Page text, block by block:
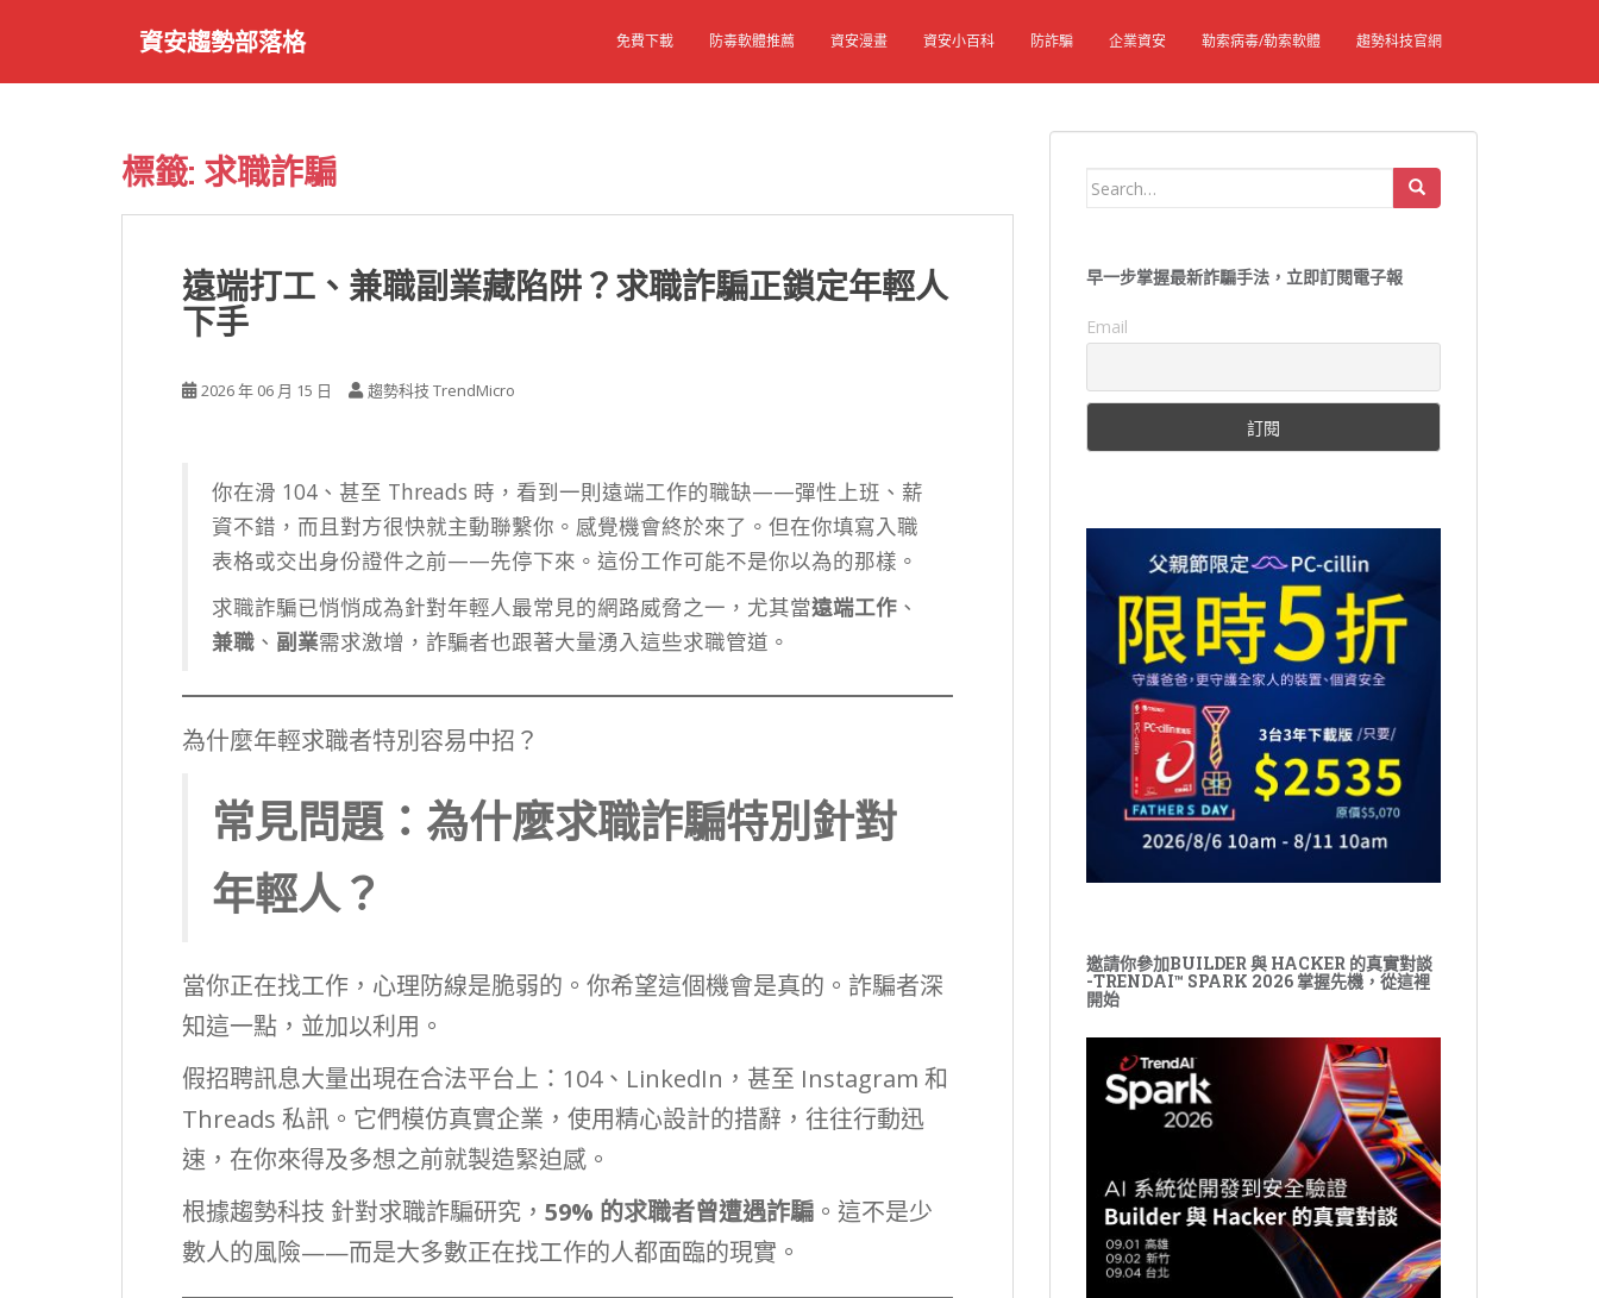
資安趨勢部落格 免費下載 防毒軟體推薦 資安漫畫 資安小百科 防詐騙 企業資安 勒索病毒/勒索軟體 趨勢科技官網
標籤: 求職詐騙
遠端打工、兼職副業藏陷阱？求職詐騙正鎖定年輕人
下手
2026 年 06 月 15 日 趨勢科技 TrendMicro
你在滑 104、甚至 Threads 時，看到一則遠端工作的職缺——彈性上班、薪
資不錯，而且對方很快就主動聯繫你。感覺機會終於來了。但在你填寫入職
表格或交出身份證件之前——先停下來。這份工作可能不是你以為的那樣。
求職詐騙已悄悄成為針對年輕人最常見的網路威脅之一，尤其當遠端工作 、
兼職 、 副業需求激增，詐騙者也跟著大量湧入這些求職管道。
為什麼年輕求職者特別容易中招？
常見問題：為什麼求職詐騙特別針對
年輕人？
當你正在找工作，心理防線是脆弱的。你希望這個機會是真的。詐騙者深
知這一點，並加以利用。
假招聘訊息大量出現在合法平台上：104、LinkedIn，甚至 Instagram 和
Threads 私訊。它們模仿真實企業，使用精心設計的措辭，往往行動迅
速，在你來得及多想之前就製造緊迫感。
根據趨勢科技 針對求職詐騙研究， 59% 的求職者曾遭遇詐騙 。這不是少
數人的風險——而是大多數正在找工作的人都面臨的現實。
Search
早一步掌握最新詐騙手法，立即訂閱電子報
Email
邀請你參加BUILDER 與 HACKER 的真實對談
-TRENDAI™ SPARK 2026 掌握先機，從這裡
開始